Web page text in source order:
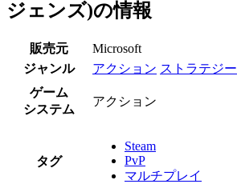
ジェンズ)の情報
販売元
Microsoft
ジャンル
アクション ストラテジー
ゲーム
システム
アクション
タグ
Steam
PvP
マルチプレイ